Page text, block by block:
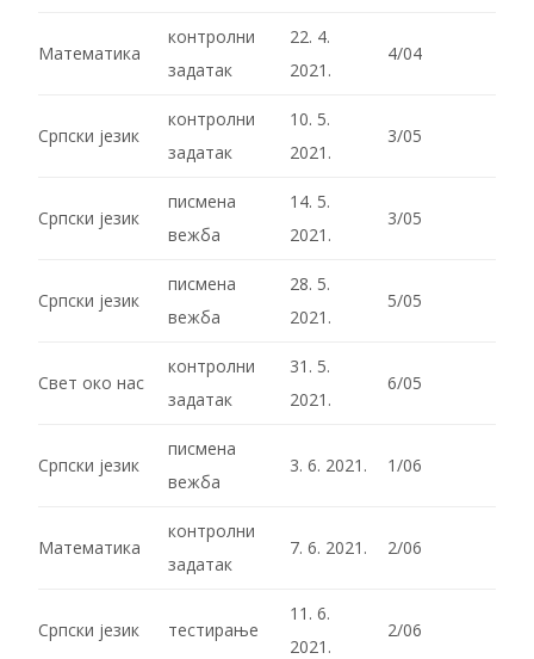
Математика
контролни
задатак
22. 4.
2021.
4/04
Српски језик
контролни
задатак
10. 5.
2021.
3/05
Српски језик
писмена
вежба
14. 5.
2021.
3/05
Српски језик
писмена
вежба
28. 5.
2021.
5/05
Свет око нас
контролни
задатак
31. 5.
2021.
6/05
Српски језик
писмена
вежба
3. 6. 2021. 1/06
Математика
контролни
задатак
7. 6. 2021. 2/06
Српски језик тестирање
11. 6.
2021.
2/06